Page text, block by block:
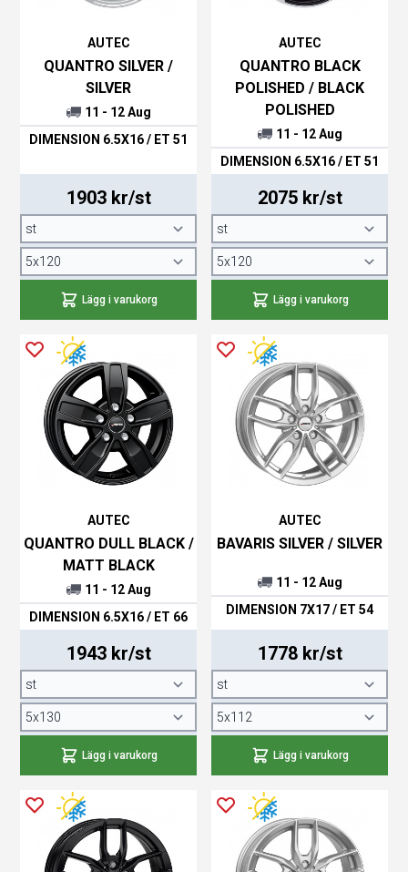
AUTEC
QUANTRO SILVER /
SILVER
11 - 12 Aug
DIMENSION 6.5X16 / ET 51
1903 kr/st
Lägg i varukorg
AUTEC
QUANTRO BLACK
POLISHED / BLACK
POLISHED
11 - 12 Aug
DIMENSION 6.5X16 / ET 51
2075 kr/st
Lägg i varukorg
AUTEC
QUANTRO DULL BLACK /
MATT BLACK
11 - 12 Aug
DIMENSION 6.5X16 / ET 66
1943 kr/st
Lägg i varukorg
AUTEC
BAVARIS SILVER / SILVER
11 - 12 Aug
DIMENSION 7X17 / ET 54
1778 kr/st
Lägg i varukorg